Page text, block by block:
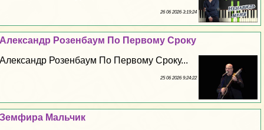
26 06 2026 3:19:24
Александр Розенбаум По Первому Сроку
Александр Розенбаум По Первому Сроку...
25 06 2026 9:24:22
Земфира Мальчик